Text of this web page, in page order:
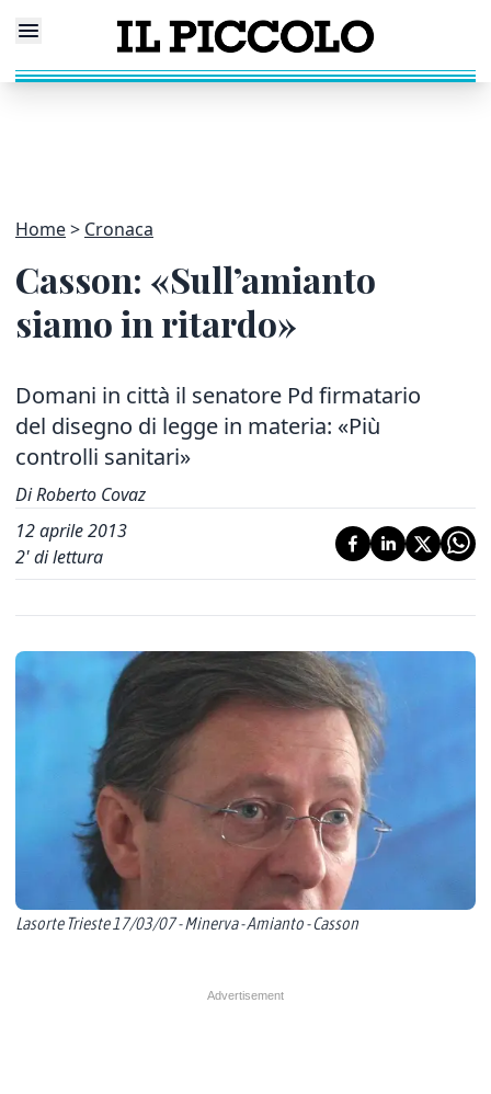
Home Cronaca
Casson: «Sull’amianto
siamo in ritardo»
Domani in città il senatore Pd firmatario
del disegno di legge in materia: «Più
controlli sanitari»
Di Roberto Covaz
12 aprile 2013
2' di lettura
Lasorte Trieste 17/03/07 - Minerva - Amianto - Casson